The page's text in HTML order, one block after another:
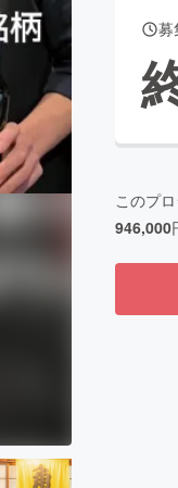
Creation
ya コミュニティ
募
このプロ
946,000